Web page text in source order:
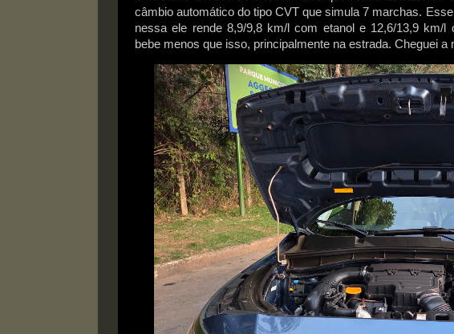
câmbio automático do tipo CVT que simula 7 marchas.
nessa ele rende 8,9/9,8 km/l com etanol e 12,6/13,9 km/l
bebe menos que isso, principalmente na estrada. Cheguei a